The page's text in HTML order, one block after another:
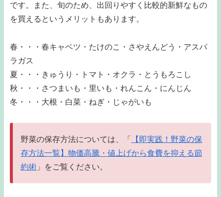
です。また、旬のため、出回りやすく比較的新鮮なもの
を買えるというメリットもあります。
春・・・春キャベツ・たけのこ・さやえんどう・アスパ
ラガス
夏・・・きゅうり・トマト・オクラ・とうもろこし
秋・・・さつまいも・里いも・れんこん・にんじん
冬・・・大根・白菜・ねぎ・じゃがいも
野菜の保存方法については、「
【即実践！野菜の保
存方法一覧】物価高騰・値上げから食費を抑える節
約術 」をご覧ください。